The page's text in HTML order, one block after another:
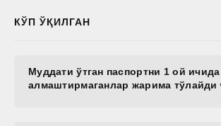
КЎП ЎҚИЛГАН
Муддати ўтган паспортни 1 ой ичида
алмаштирмаганлар жарима тўлайди